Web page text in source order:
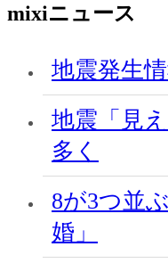
mixiニュース
地震発生
地震「見
多く
8が3つ並
婚」